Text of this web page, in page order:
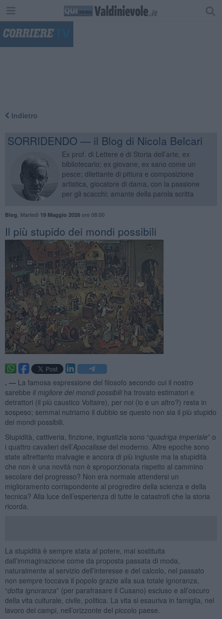
Indietro
SORRIDENDO — il Blog di Nicola Belcari
Ex prof. di Lettere e di Storia dell’arte, ex
bibliotecario; ex giovane, ex sano come un
pesce; dilettante di pittura e composizione
artistica, giocatore di dama, con la passione
per gli scacchi; amante della parola scritta
Blog Martedì 19 Maggio 2026ore 08:00
Il più stupido dei mondi possibili
. — La famosa espressione del filosofo secondo cui il nostro
sarebbe il migliore dei mondi possibiliha trovato estimatori e
detrattori (il più caustico Voltaire), per noi (io e un altro?) resta in
sospeso; semmai nutriamo il dubbio se questo non sia il più stupido
dei mondi possibili.
Stupidità, cattiveria, finzione, ingiustizia sono “quadriga imperiale” o
i quattro cavalieri dell’Apocalisse del moderno. Altre epoche sono
state altrettanto malvagie e ancora di più ingiuste ma la stupidità
che non è una novità non è sproporzionata rispetto al cammino
secolare del progresso? Non era normale attendersi un
miglioramento corrispondente al progredire della scienza e della
tecnica? Alla luce dell’esperienza di tutte le catastrofi che la storia
ricorda.
La stupidità è sempre stata al potere, mai sostituita
dall’immaginazione come da proposta passata di moda,
naturalmente al servizio dell’interesse e del calcolo, nel passato
non sempre toccava il popolo grazie alla sua totale ignoranza,
“dotta ignoranza” (per parafrasare il Cusano) escluso e all’oscuro
della vita culturale, civile, politica. La vita si esauriva in famiglia, nel
lavoro dei campi, nell’orizzonte del piccolo paese.